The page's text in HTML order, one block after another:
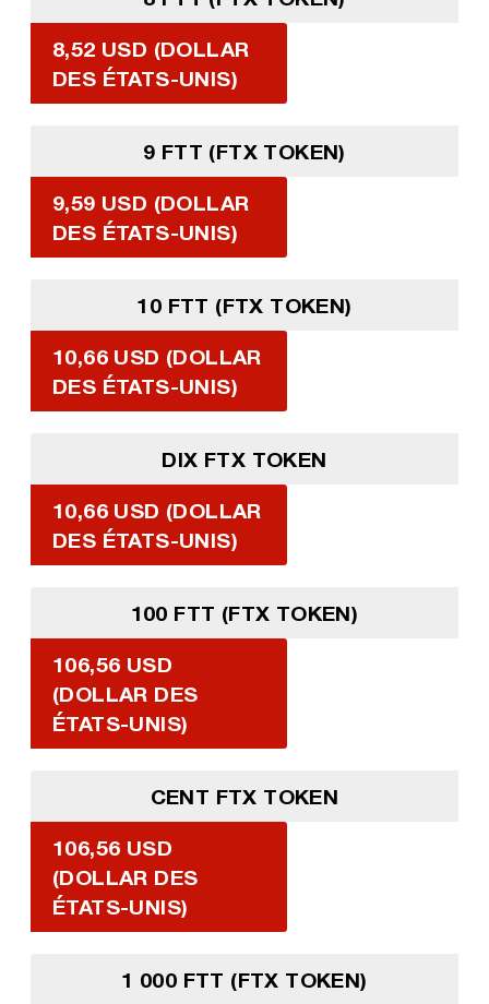
8,52 USD (DOLLAR
DES ÉTATS-UNIS)
9 FTT (FTX TOKEN)
9,59 USD (DOLLAR
DES ÉTATS-UNIS)
10 FTT (FTX TOKEN)
10,66 USD (DOLLAR
DES ÉTATS-UNIS)
DIX FTX TOKEN
10,66 USD (DOLLAR
DES ÉTATS-UNIS)
100 FTT (FTX TOKEN)
106,56 USD
(DOLLAR DES
ÉTATS-UNIS)
CENT FTX TOKEN
106,56 USD
(DOLLAR DES
ÉTATS-UNIS)
1 000 FTT (FTX TOKEN)